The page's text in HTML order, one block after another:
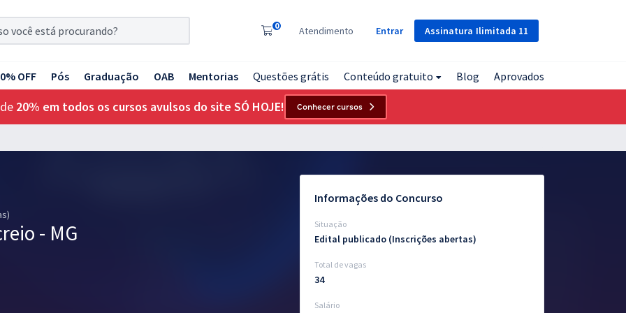
Assinatura Ilimitada 11
0 Atendimento Entrar
OFF Pós Graduação OAB Mentorias Questões grátis Conteúdo gratuito Blog Aprovados
20% em todos os cursos avulsos do site SÓ HOJE! Conhecer cursos
- MG
Informações do Concurso
Situação
Edital publicado (Inscrições abertas)
Total de vagas
34
Salário